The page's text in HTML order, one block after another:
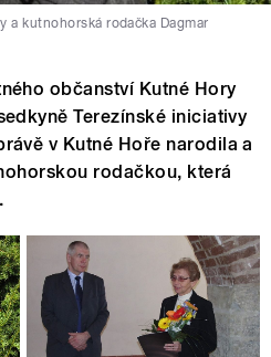
a kutnohorská rodačka Dagmar
občanství Kutné Hory
Terezínské iniciativy
v Kutné Hoře narodila a
rodačkou, která